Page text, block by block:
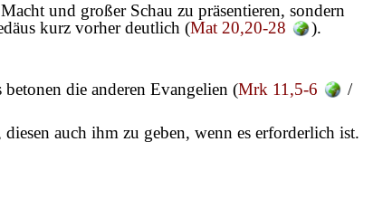
und großer Schau zu präsentieren, sondern
kurz vorher deutlich (Mat 20,20-28
).
die anderen Evangelien (Mrk 11,5-6
/
auch ihm zu geben, wenn es erforderlich ist.